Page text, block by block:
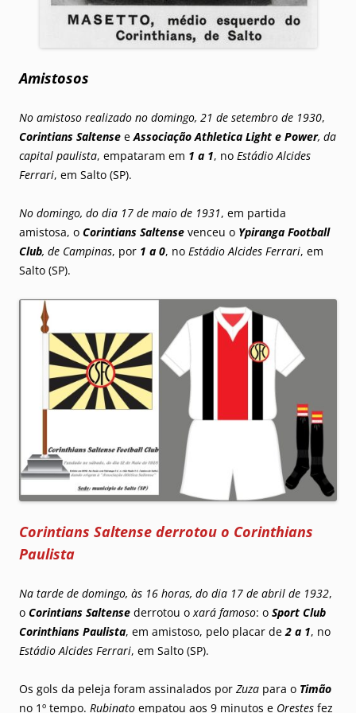
Amistosos
No amistoso realizado no domingo, 21 de setembro de 1930,
Corintians Saltense eAssociação Athletica Light e Power, da
capital paulista, empataram em 1 a 1, no Estádio Alcides
Ferrari, em Salto (SP).
No domingo, do dia 17 de maio de 1931, em partida
amistosa, o Corintians Saltense venceu o Ypiranga Football
Club, de Campinas, por 1 a 0, no Estádio Alcides Ferrari, em
Salto (SP).
Corintians Saltense derrotou o Corinthians
Paulista
Na tarde de domingo, às 16 horas, do dia 17 de abril de 1932,
o Corintians Saltense derrotou oxará famoso: o Sport Club
Corinthians Paulista, em amistoso, pelo placar de2 a 1, no
Estádio Alcides Ferrari, em Salto (SP).
Os gols da peleja foram assinalados por Zuza para o Timão
no 1º tempo. Rubinato empatou aos 9 minutos e Orestes fez